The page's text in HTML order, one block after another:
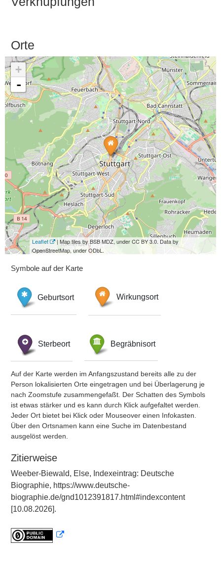
Orte
+
-
Leaflet
| Map tiles by BSB MDZ, under CC BY 3.0. Data by
OpenStreetMap, under ODbL.
Symbole auf der Karte
Geburtsort Wirkungsort
Sterbeort Begräbnisort
Auf der Karte werden im Anfangszustand bereits alle zu der
Person lokalisierten Orte eingetragen und bei Überlagerung je
nach Zoomstufe zusammengefaßt. Der Schatten des Symbols
ist etwas stärker und es kann durch Klick aufgefaltet werden.
Jeder Ort bietet bei Klick oder Mouseover einen Infokasten.
Über den Ortsnamen kann eine Suche im Datenbestand
ausgelöst werden.
Zitierweise
Weeber-Biewald, Else, Indexeintrag: Deutsche
Biographie, https://www.deutsche-
biographie.de/gnd1012391817.html#indexcontent
[10.08.2026].